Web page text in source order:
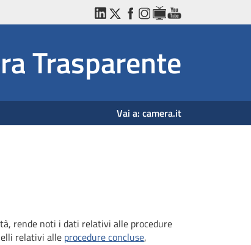
LinkedInTwitterFacebookInstagram
WebTVYouTube
Trasparente
Vai a: camera.it
rende noti i dati relativi alle procedure
relativi alle procedure concluse,